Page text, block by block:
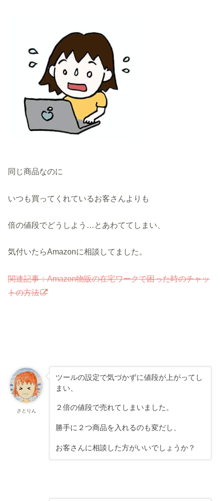
同じ商品なのに
いつも買ってくれているお客さんよりも
倍の値段でどうしよう…とあわててしまい、
気付いたらAmazonに相談してました。
関連記事：Amazon物販の在宅ワークで困った時のチャッ
トの方法
さとりん
ツールの設定で気づかずに値段が上がってし
まい、
２倍の値段で売れてしまいました。
勝手に２つ商品を入れるのも変だし、
お客さんに相談した方がいいでしょうか？